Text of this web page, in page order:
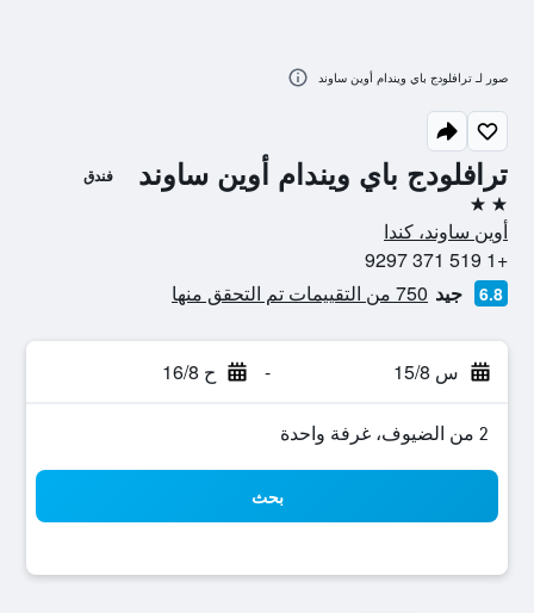
ترافلودج باي ويندام أوين ساوند فندق
2 نجمتين
أوين ساوند، كندا
+1 519 371 9297
6.8 جيد 750 من التقييمات تم التحقق منها
س 15/8 - ح 16/8
2 من الضيوف، غرفة واحدة
بحث
صور لـ ترافلودج باي ويندام أوين ساوند